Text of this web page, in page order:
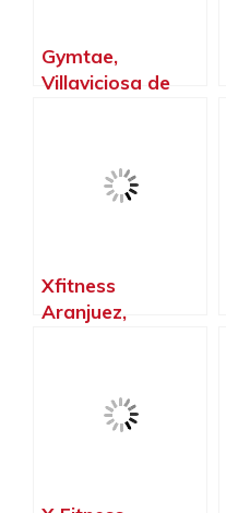
Gymtae,
Villaviciosa de
Xfitness
Aranjuez,